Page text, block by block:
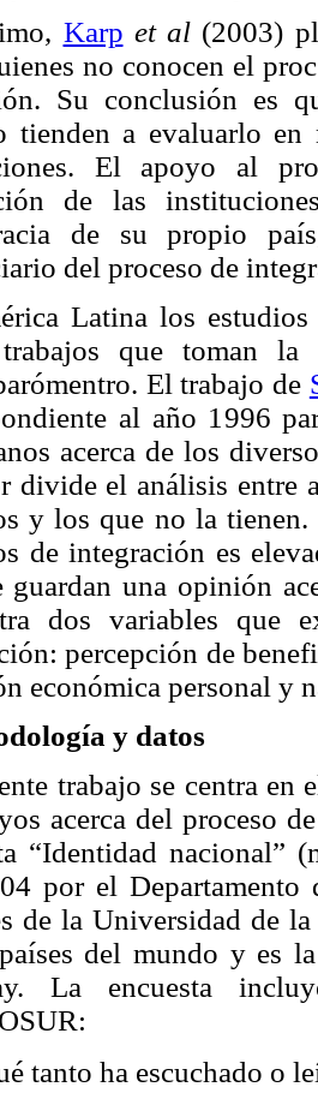
Karp et al (2003)
no conocen el
Su conclusión es
tienden a evaluarlo
El apoyo al
de las
de su propio
del proceso de
Latina los
que toman
El trabajo de
al año 1996
acerca de los
divide el análisis entre
y los que no la
de integración es
guardan una opinión
dos variables que
percepción de
económica personal y
y datos
trabajo se centra
acerca del proceso
“Identidad nacional”
por el Departamento
de la Universidad de
del mundo y es
La encuesta
tanto ha escuchado o